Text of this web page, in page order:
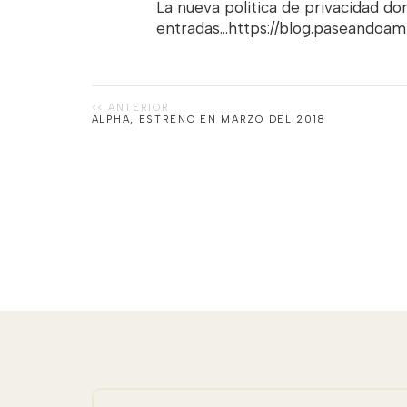
La nueva politica de privacidad
entradas...https://
ALPHA, ESTRENO EN MARZO DEL 2018